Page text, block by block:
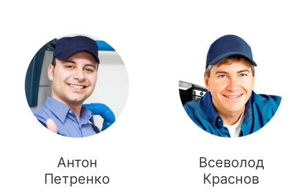
Антон
Петренко
Всеволод
Краснов